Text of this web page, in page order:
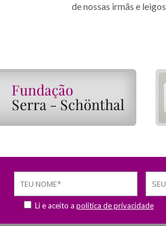
de nossas irmãs e leigos
Li e aceito a política de privacidade